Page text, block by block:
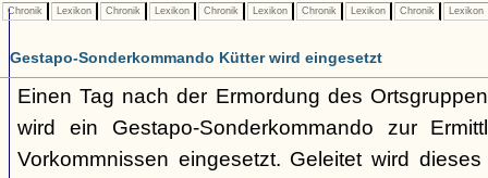
Chronik Lexikon Chronik Lexikon Chronik Lexikon Chronik Lexikon Chronik Lexikon
Gestapo-Sonderkommando Kütter wird eingesetzt
Einen Tag nach der Ermordung des
wird ein Gestapo-Sonderkommando zur
Vorkommnissen eingesetzt. Geleitet wird